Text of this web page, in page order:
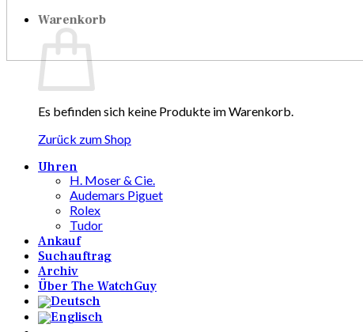
Warenkorb
Es befinden sich keine Produkte im Warenkorb.
Zurück zum Shop
Uhren
H. Moser & Cie.
Audemars Piguet
Rolex
Tudor
Ankauf
Suchauftrag
Archiv
Über The WatchGuy